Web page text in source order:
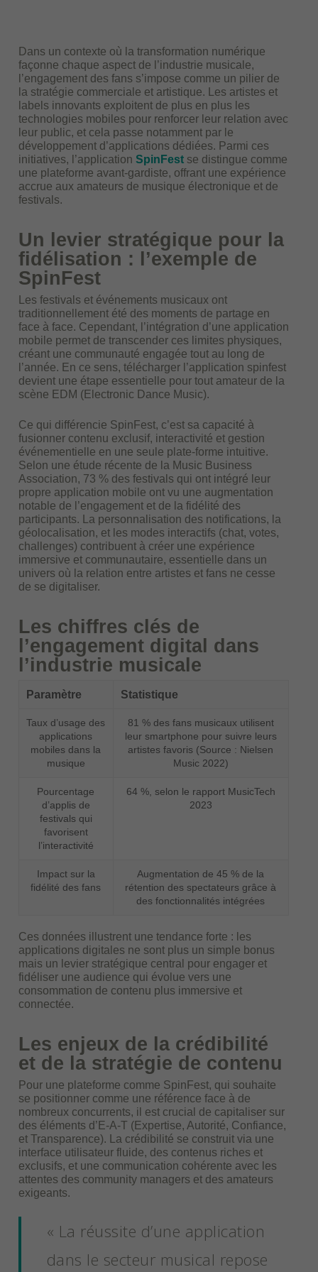
Dans un contexte où la transformation numérique
façonne chaque aspect de l’industrie musicale,
l’engagement des fans s’impose comme un pilier de
la stratégie commerciale et artistique. Les artistes et
labels innovants exploitent de plus en plus les
technologies mobiles pour renforcer leur relation avec
leur public, et cela passe notamment par le
développement d’applications dédiées. Parmi ces
initiatives, l’application SpinFestse distingue comme
une plateforme avant-gardiste, offrant une expérience
accrue aux amateurs de musique électronique et de
festivals.
Un levier stratégique pour la
fidélisation : l’exemple de
SpinFest
Les festivals et événements musicaux ont
traditionnellement été des moments de partage en
face à face. Cependant, l’intégration d’une application
mobile permet de transcender ces limites physiques,
créant une communauté engagée tout au long de
l’année. En ce sens, télécharger l’application spinfest
devient une étape essentielle pour tout amateur de la
scène EDM (Electronic Dance Music).
Ce qui différencie SpinFest, c’est sa capacité à
fusionner contenu exclusif, interactivité et gestion
événementielle en une seule plate-forme intuitive.
Selon une étude récente de la Music Business
Association, 73 % des festivals qui ont intégré leur
propre application mobile ont vu une augmentation
notable de l’engagement et de la fidélité des
participants. La personnalisation des notifications, la
géolocalisation, et les modes interactifs (chat, votes,
challenges) contribuent à créer une expérience
immersive et communautaire, essentielle dans un
univers où la relation entre artistes et fans ne cesse
de se digitaliser.
Les chiffres clés de
l’engagement digital dans
l’industrie musicale
Paramètre Statistique
Taux d’usage des
applications
mobiles dans la
musique
81 % des fans musicaux utilisent
leur smartphone pour suivre leurs
artistes favoris (Source : Nielsen
Music 2022)
Pourcentage
d’applis de
festivals qui
favorisent
l’interactivité
64 %, selon le rapport MusicTech
2023
Impact sur la
fidélité des fans
Augmentation de 45 % de la
rétention des spectateurs grâce à
des fonctionnalités intégrées
Ces données illustrent une tendance forte : les
applications digitales ne sont plus un simple bonus
mais un levier stratégique central pour engager et
fidéliser une audience qui évolue vers une
consommation de contenu plus immersive et
connectée.
Les enjeux de la crédibilité
et de la stratégie de contenu
Pour une plateforme comme SpinFest, qui souhaite
se positionner comme une référence face à de
nombreux concurrents, il est crucial de capitaliser sur
des éléments d’E-A-T (Expertise, Autorité, Confiance,
et Transparence). La crédibilité se construit via une
interface utilisateur fluide, des contenus riches et
exclusifs, et une communication cohérente avec les
attentes des community managers et des amateurs
exigeants.
« La réussite d’une application
dans le secteur musical repose